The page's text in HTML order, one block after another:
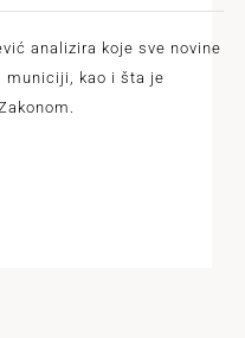
analizira koje sve novine
municiji, kao i šta je